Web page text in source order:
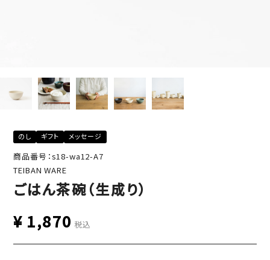
のし ギフト メッセージ
商品番号：s18-wa12-A7
TEIBAN WARE
ごはん茶碗（生成り）
¥ 1,870 税込